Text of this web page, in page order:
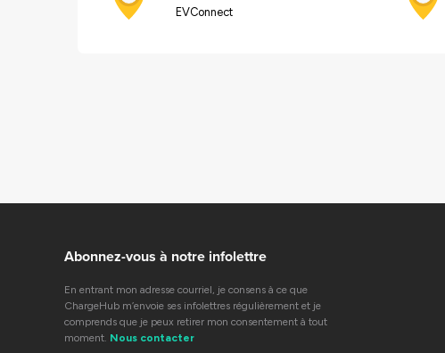
EVConnect
Abonnez-vous à notre infolettre
En entrant mon adresse courriel, je consens à ce que
ChargeHub m’envoie ses infolettres régulièrement et je
comprends que je peux retirer mon consentement à tout
moment. Nous contacter